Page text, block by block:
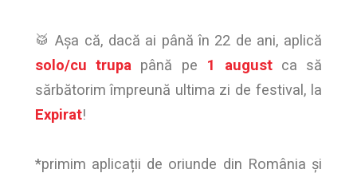
🥁 Așa că, dacă ai până în 22 de ani, aplică
solo/cu trupa până pe 1 augustca să
sărbătorim împreună ultima zi de festival, la
Expirat!
*primim aplicații de oriunde din România și